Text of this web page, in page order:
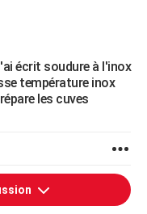
écrit soudure à l'inox
température inox
les cuves